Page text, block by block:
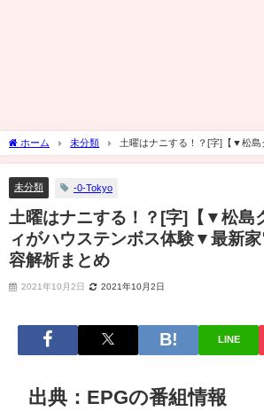
ホーム 未分類
土曜はナニする！？[字]【▼松島
テンボス体験▼最新家電】…の番組内容解析まとめ
未分類 -0-Tokyo
土曜はナニする！？[字]【▼松島
ィがハウステンボス体験▼最新
容解析まとめ
2021年10月2日 2021年10月2日
LINE
出典：EPGの番組情報